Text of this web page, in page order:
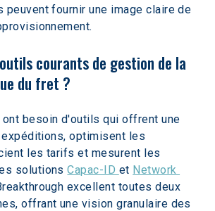
peuvent fournir une image claire de
courants de gestion de la
du fret ?
besoin d'outils qui offrent une
optimisent les
les tarifs et mesurent les
solutions Capac-ID et Network
excellent toutes deux
offrant une vision granulaire des